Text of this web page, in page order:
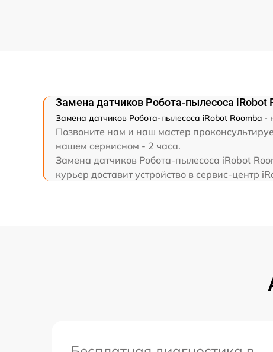
Замена датчиков Робота-пылесоса iRobot
Замена датчиков Робота-пылесоса iRobot Roomba
Позвоните нам и наш мастер
нашем сервисном - 2 часа.
Замена датчиков Робота-пылесоса iRobot
курьер доставит устройство в сервис-центр